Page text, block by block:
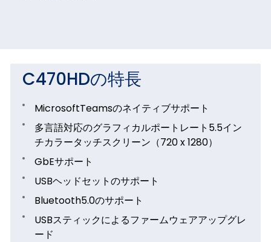
C470HDの特長
MicrosoftTeamsのネイティブサポート
多言語対応のグラフィカルポートレート5.5イン
チカラータッチスクリーン（720 x 1280）
GbEサポート
USBヘッドセットのサポート
Bluetooth5.0のサポート
USBスティックによるファームウェアアップグレ
ード